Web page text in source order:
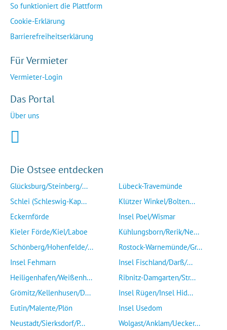
So funktioniert die Plattform
Cookie-Erklärung
Barrierefreiheitserklärung
Für Vermieter
Vermieter-Login
Das Portal
Über uns
Die Ostsee entdecken
Glücksburg/Steinberg/...
Schlei (Schleswig-Kap...
Eckernförde
Kieler Förde/Kiel/Laboe
Schönberg/Hohenfelde/...
Insel Fehmarn
Heiligenhafen/Weißenh...
Grömitz/Kellenhusen/D...
Eutin/Malente/Plön
Neustadt/Sierksdorf/P...
Lübeck-Travemünde
Klützer Winkel/Bolten...
Insel Poel/Wismar
Kühlungsborn/Rerik/Ne...
Rostock-Warnemünde/Gr...
Insel Fischland/Darß/...
Ribnitz-Damgarten/Str...
Insel Rügen/Insel Hid...
Insel Usedom
Wolgast/Anklam/Uecker...